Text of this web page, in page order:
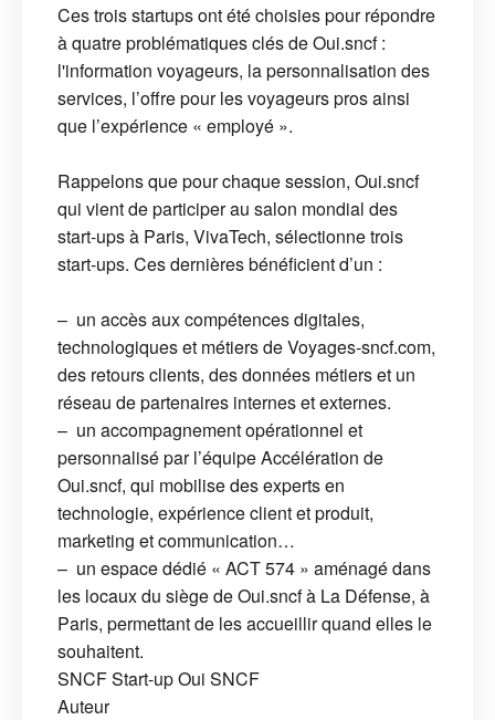
Ces trois startups ont été choisies pour répondre
à quatre problématiques clés de Oui.sncf :
l'information voyageurs, la personnalisation des
services, l’offre pour les voyageurs pros ainsi
que l’expérience « employé ».
Rappelons que pour chaque session, Oui.sncf
qui vient de participer au salon mondial des
start-ups à Paris, VivaTech, sélectionne trois
start-ups. Ces dernières bénéficient d’un :
– un accès aux compétences digitales,
technologiques et métiers de Voyages-sncf.com,
des retours clients, des données métiers et un
réseau de partenaires internes et externes.
– un accompagnement opérationnel et
personnalisé par l’équipe Accélération de
Oui.sncf, qui mobilise des experts en
technologie, expérience client et produit,
marketing et communication…
– un espace dédié « ACT 574 » aménagé dans
les locaux du siège de Oui.sncf à La Défense, à
Paris, permettant de les accueillir quand elles le
souhaitent.
SNCFStart-upOui SNCF
Auteur